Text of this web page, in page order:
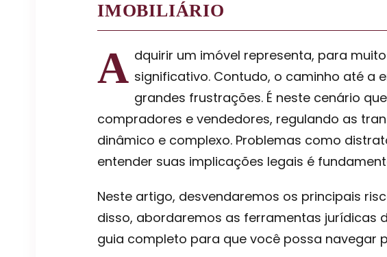
IMOBILIÁRIO
A dquirir um imóvel representa, para
significativo. Contudo, o caminho até a
grandes frustrações. É neste cenário
compradores e vendedores, regulando as
dinâmico e complexo. Problemas como
entender suas implicações legais é
Neste artigo, desvendaremos os principais
disso, abordaremos as ferramentas jurídicas
guia completo para que você possa navegar